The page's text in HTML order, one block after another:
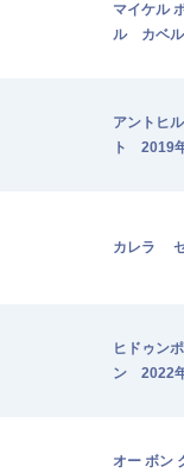
マイケル
ル カベ
アントヒ
ト 2019
カレラ
ヒドゥン
ン 2022
オー ボン